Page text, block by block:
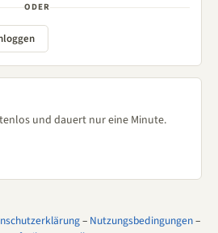
ODER
und dauert nur eine Minute.
– Nutzungsbedingungen–